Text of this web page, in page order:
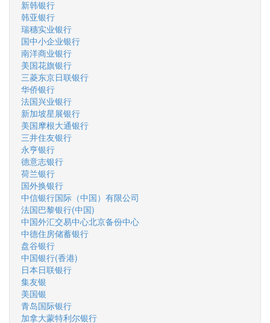
新韩银行
韩亚银行
瑞穗实业银行
国中小企业银行
南洋商业银行
美国花旗银行
三菱东京日联银行
华侨银行
法国兴业银行
新加坡星展银行
美国摩根大通银行
三井住友银行
永亨银行
德意志银行
荷兰银行
国外换银行
中信银行国际（中国）有限公司
法国巴黎银行(中国)
中国外汇交易中心北京备份中心
中德住房储蓄银行
盘谷银行
中国银行(香港)
日本日联银行
集友银
美国银
青岛国际银行
加拿大蒙特利尔银行